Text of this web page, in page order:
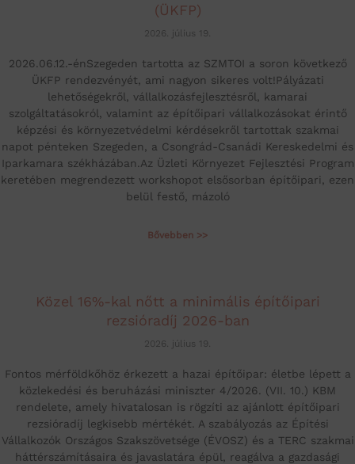
(ÜKFP)
2026. július 19.
2026.06.12.-énSzegeden tartotta az SZMTOI a soron következő
ÜKFP rendezvényét, ami nagyon sikeres volt!Pályázati
lehetőségekről, vállalkozásfejlesztésről, kamarai
szolgáltatásokról, valamint az építőipari vállalkozásokat érintő
képzési és környezetvédelmi kérdésekről tartottak szakmai
napot pénteken Szegeden, a Csongrád-Csanádi Kereskedelmi és
Iparkamara székházában.Az Üzleti Környezet Fejlesztési Program
keretében megrendezett workshopot elsősorban építőipari, ezen
belül festő, mázoló
Bővebben >>
Közel 16%-kal nőtt a minimális építőipari
rezsióradíj 2026-ban
2026. július 19.
Fontos mérföldkőhöz érkezett a hazai építőipar: életbe lépett a
közlekedési és beruházási miniszter 4/2026. (VII. 10.) KBM
rendelete, amely hivatalosan is rögzíti az ajánlott építőipari
rezsióradíj legkisebb mértékét. A szabályozás az Építési
Vállalkozók Országos Szakszövetsége (ÉVOSZ) és a TERC szakmai
háttérszámításaira és javaslatára épül, reagálva a gazdasági